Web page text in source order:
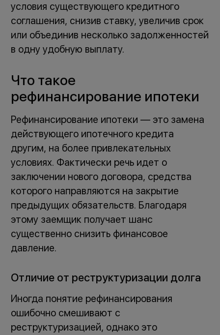
условия существующего кредитного
соглашения, снизив ставку, увеличив срок
или объединив несколько задолженностей
в одну удобную выплату.
Что такое
рефинансирование ипотеки
Рефинансирование ипотеки — это замена
действующего ипотечного кредита
другим, на более привлекательных
условиях. Фактически речь идет о
заключении нового договора, средства
которого направляются на закрытие
предыдущих обязательств. Благодаря
этому заемщик получает шанс
существенно снизить финансовое
давление.
Отличие от реструктуризации долга
Иногда понятие рефинансирования
ошибочно смешивают с
реструктуризацией, однако это